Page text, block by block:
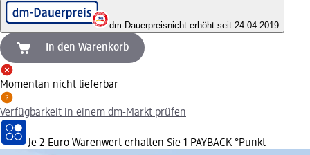
dm-Dauerpreisnicht erhöht seit 24.04.2019
In den Warenkorb
Momentan nicht lieferbar
Verfügbarkeit in einem dm-Markt prüfen
Je 2 Euro Warenwert erhalten Sie 1 PAYBACK °Punkt